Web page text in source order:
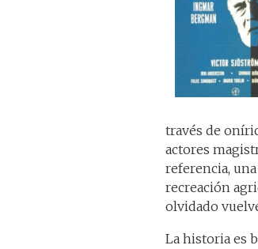
través de
actores
referencia,
recreación
olvidado
La historia es